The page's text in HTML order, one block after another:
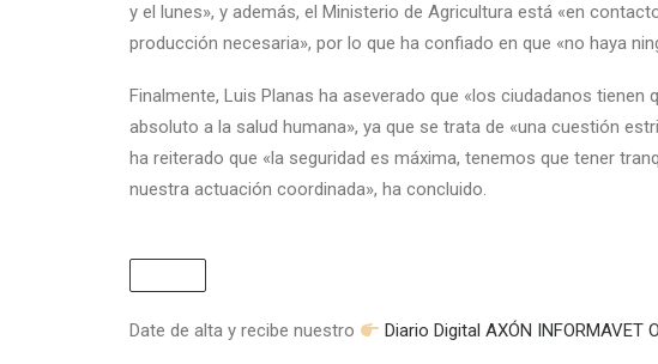
y el lunes», y además, el Ministerio de Agricultura está «en
producción necesaria», por lo que ha confiado en que «no haya
Finalmente, Luis Planas ha aseverado que «los ciudadanos
absoluto a la salud humana», ya que se trata de «una cuestión
ha reiterado que «la seguridad es máxima, tenemos que tener
nuestra actuación coordinada», ha concluido.
Date de alta y recibe nuestro Diario Digital AXÓN INFORMAVET